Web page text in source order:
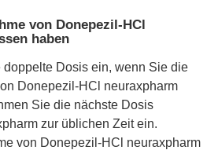
von Donepezil-HCl
haben
doppelte Dosis ein, wenn Sie die
Donepezil-HCl neuraxpharm
Sie die nächste Dosis
zur üblichen Zeit ein.
von Donepezil-HCl neuraxpharm